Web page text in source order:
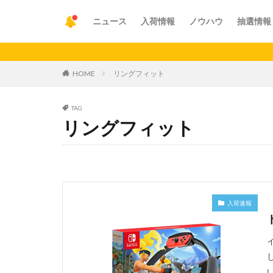
ニュース 入荷情報 ノウハウ 抽選情報
HOME リングフィット
TAG
リングフィット
入荷速報